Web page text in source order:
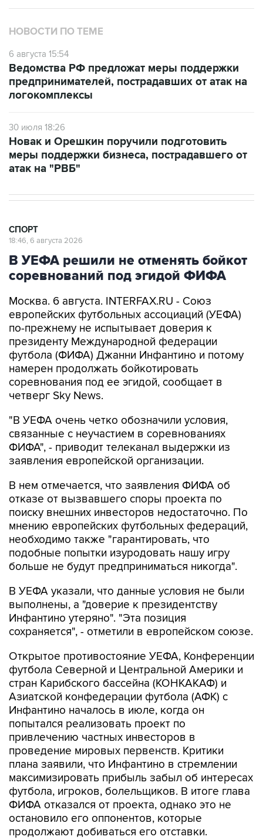
НОВОСТИ ПО ТЕМЕ
6 августа 15:54
Ведомства РФ предложат меры поддержки
предпринимателей, пострадавших от атак на
логокомплексы
30 июля 18:26
Новак и Орешкин поручили подготовить
меры поддержки бизнеса, пострадавшего от
атак на "РВБ"
СПОРТ
18:46, 6 августа 2026
В УЕФА решили не отменять бойкот
соревнований под эгидой ФИФА
Москва. 6 августа. INTERFAX.RU - Союз
европейских футбольных ассоциаций (УЕФА)
по-прежнему не испытывает доверия к
президенту Международной федерации
футбола (ФИФА) Джанни Инфантино и потому
намерен продолжать бойкотировать
соревнования под ее эгидой, сообщает в
четверг Sky News.
"В УЕФА очень четко обозначили условия,
связанные с неучастием в соревнованиях
ФИФА", - приводит телеканал выдержки из
заявления европейской организации.
В нем отмечается, что заявления ФИФА об
отказе от вызвавшего споры проекта по
поиску внешних инвесторов недостаточно. По
мнению европейских футбольных федераций,
необходимо также "гарантировать, что
подобные попытки изуродовать нашу игру
больше не будут предприниматься никогда".
В УЕФА указали, что данные условия не были
выполнены, а "доверие к президентству
Инфантино утеряно". "Эта позиция
сохраняется", - отметили в европейском союзе.
Открытое противостояние УЕФА, Конференции
футбола Северной и Центральной Америки и
стран Карибского бассейна (КОНКАКАФ) и
Азиатской конфедерации футбола (АФК) с
Инфантино началось в июле, когда он
попытался реализовать проект по
привлечению частных инвесторов в
проведение мировых первенств. Критики
плана заявили, что Инфантино в стремлении
максимизировать прибыль забыл об интересах
футбола, игроков, болельщиков. В итоге глава
ФИФА отказался от проекта, однако это не
остановило его оппонентов, которые
продолжают добиваться его отставки.